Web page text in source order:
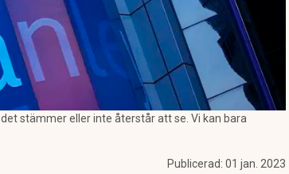
stämmer eller inte återstår att se. Vi kan bara
Publicerad: 01 jan. 2023